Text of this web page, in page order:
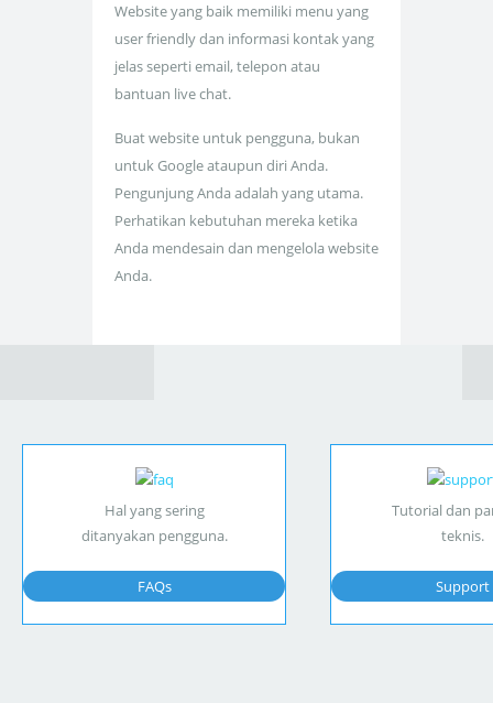
Website yang baik memiliki menu yang
user friendly dan informasi kontak yang
jelas seperti email, telepon atau
bantuan live chat.
Buat website untuk pengguna, bukan
untuk Google ataupun diri Anda.
Pengunjung Anda adalah yang utama.
Perhatikan kebutuhan mereka ketika
Anda mendesain dan mengelola website
Anda.
Hal yang sering
ditanyakan pengguna.
FAQs
Tutorial dan
teknis.
Support